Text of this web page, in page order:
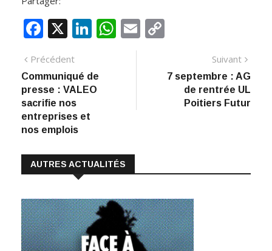
F
e
b
o
o
X Li
k
e
W E
p
y
Navigation
de
l’article
PrécédentArticle
précédent
Communiqué de
presse : VALEO
sacrifie nos
entreprises et
nos emplois
Suivant
7 septembre : AG
de rentrée UL
Poitiers Futur
AUTRES ACTUALITÉS